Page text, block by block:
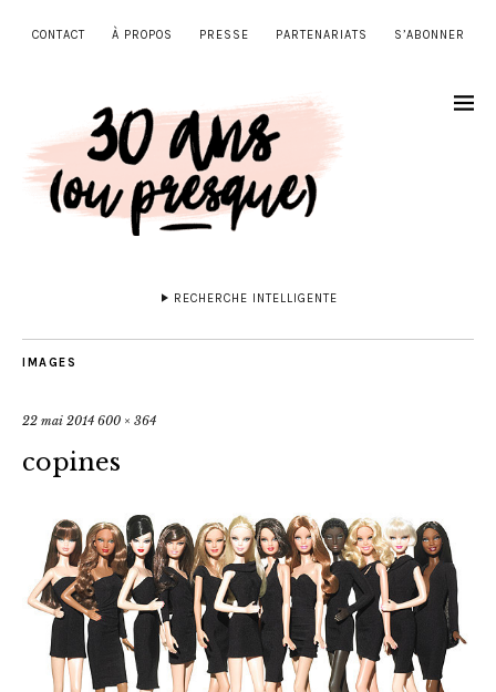
CONTACT À PROPOS PRESSE PARTENARIATS S’ABONNER
RECHERCHE INTELLIGENTE
IMAGES
22 mai 2014 600 × 364
copines